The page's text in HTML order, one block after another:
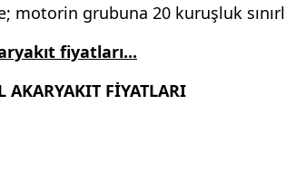
motorin grubuna 20 kuruşluk
fiyatları...
AKARYAKIT FİYATLARI